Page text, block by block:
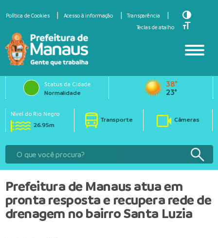
Política de Cookies Acesso à informação
Transparência
Teclas de atalho
Toggle
Toggle
Status da Cidade
Normalidade
38°
23°
Nível do Rio Negro
26.95m
Transporte Câmeras
Prefeitura de Manaus atua em
pronta resposta e recupera rede de
drenagem no bairro Santa Luzia